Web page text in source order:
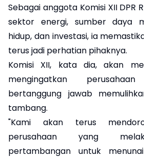
Sebagai anggota Komisi XII DPR
sektor energi, sumber daya
hidup, dan investasi, ia
terus jadi perhatian pihaknya.
Komisi XII, kata dia, akan
mengingatkan
bertanggung jawab
tambang.
"Kami akan terus
perusahaan yang
pertambangan untuk